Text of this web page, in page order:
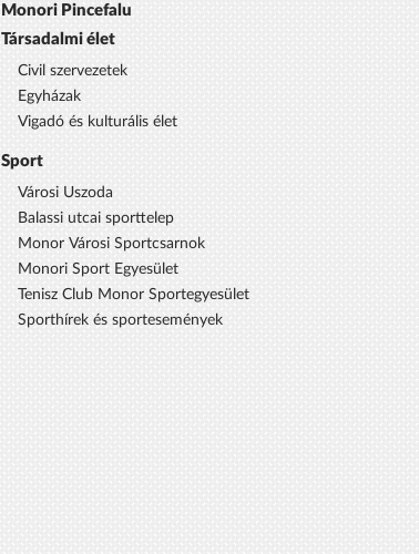
Monori Pincefalu
Társadalmi élet
Civil szervezetek
Egyházak
Vigadó és kulturális élet
Sport
Városi Uszoda
Balassi utcai sporttelep
Monor Városi Sportcsarnok
Monori Sport Egyesület
Tenisz Club Monor Sportegyesület
Sporthírek és sportesemények